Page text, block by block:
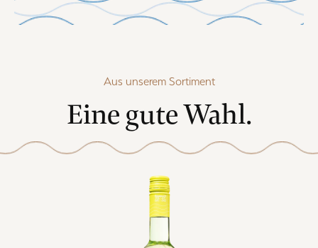
Aus unserem Sortiment
Eine gute Wahl.